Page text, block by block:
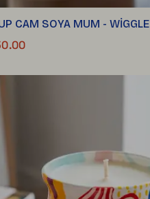
CAM SOYA MUM - WİGGLE